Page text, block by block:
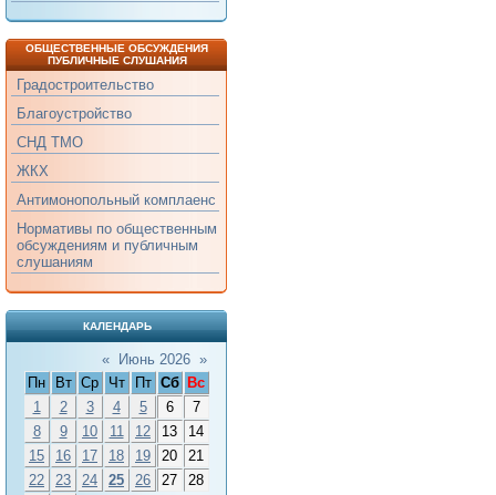
ОБЩЕСТВЕННЫЕ ОБСУЖДЕНИЯ
ПУБЛИЧНЫЕ СЛУШАНИЯ
Градостроительство
Благоустройство
СНД ТМО
ЖКХ
Антимонопольный комплаенс
Нормативы по общественным
обсуждениям и публичным
слушаниям
КАЛЕНДАРЬ
« Июнь 2026 »
Пн
Вт Ср Чт Пт Сб
Вс
1
2 3 4 5 6
7
8
9 10 11 12 13
14
15
16 17 18 19 20
21
22
23 24 25 26 27
28